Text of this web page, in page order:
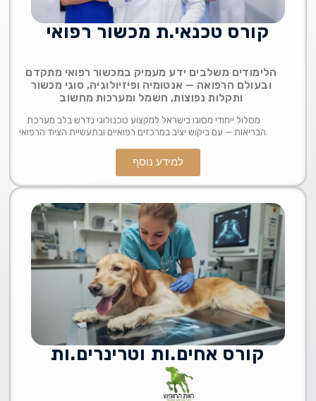
קורס טכנאי.ת מכשור רפואי
הלימודים משלבים ידע מעמיק במכשור רפואי מתקדם
ובעולם הרפואה — אנטומיה ופיזיולוגיה, סוגי מכשור
ותקלות נפוצות, חשמל ומערכות מחשוב
מסלול ייחודי מסוגו בישראל למקצוע טכנולוגי נדרש בלב מערכת
הבריאות — עם ביקוש יציב במרכזים רפואיים ובתעשיית הציוד הרפואי.
למידע נוסף
קורס אחים.ות וטרינרים.ות